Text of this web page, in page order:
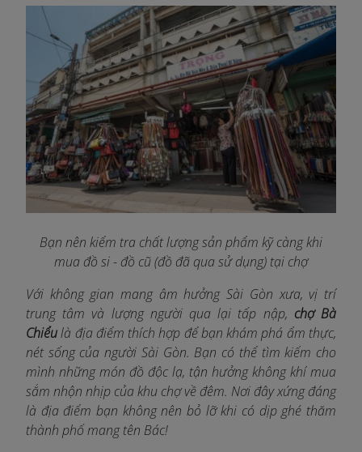
Bạn nên kiểm tra chất lượng sản phẩm kỹ càng khi
mua đồ si - đồ cũ (đồ đã qua sử dụng) tại chợ
Với không gian mang âm hưởng Sài Gòn xưa, vị trí
trung tâm và lượng người qua lại tấp nập, chợ Bà
Chiểulà địa điểm thích hợp để bạn khám phá ẩm thực,
nét sống của người Sài Gòn. Bạn có thể tìm kiếm cho
mình những món đồ độc lạ, tận hưởng không khí mua
sắm nhộn nhịp của khu chợ về đêm. Nơi đây xứng đáng
là địa điểm bạn không nên bỏ lỡ khi có dịp ghé thăm
thành phố mang tên Bác!